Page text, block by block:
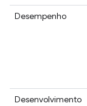
Desempenho
Desenvolvimento